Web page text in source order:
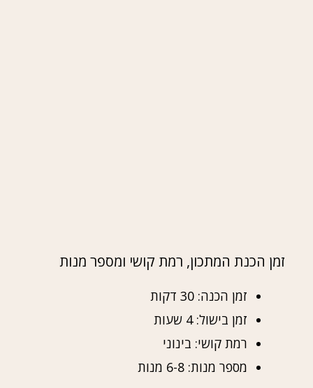
זמן הכנת המתכון, רמת קושי ומספר מנות
זמן הכנה: 30 דקות
זמן בישול: 4 שעות
רמת קושי: בינוני
מספר מנות: 6-8 מנות